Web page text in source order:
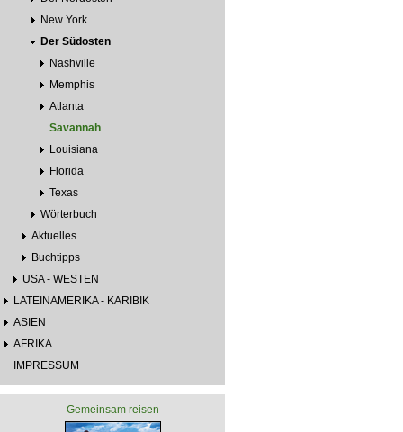
New York
Der Südosten
Nashville
Memphis
Atlanta
Savannah
Louisiana
Florida
Texas
Wörterbuch
Aktuelles
Buchtipps
USA - WESTEN
LATEINAMERIKA - KARIBIK
ASIEN
AFRIKA
IMPRESSUM
Gemeinsam reisen